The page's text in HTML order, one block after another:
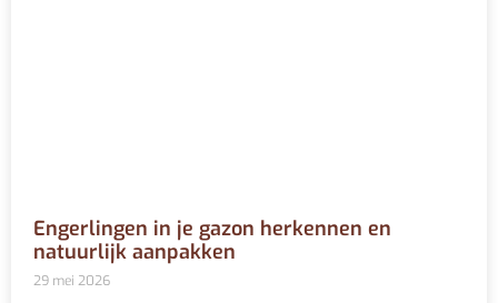
Engerlingen in je gazon herkennen en
natuurlijk aanpakken
29 mei 2026